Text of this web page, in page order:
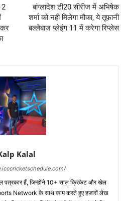
2
बांग्लादेश टी20 सीरीज में अभिषेक
शर्मा को नही मिलेगा मौका, ये तूफानी
बल्लेबाज प्लेइंग 11 में करेगा रिप्लेस
Kalal
पत्रकार हैं, जिन्होंने 10+ साल क्रिकेट और खेल
Network के साथ काम करते हुए हजारों लेख